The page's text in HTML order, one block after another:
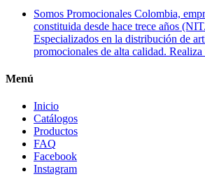
Somos Promocionales Colombia,
constituida desde hace trece años
Especializados en la distribución de
promocionales de alta calidad.
Menú
Inicio
Catálogos
Productos
FAQ
Facebook
Instagram